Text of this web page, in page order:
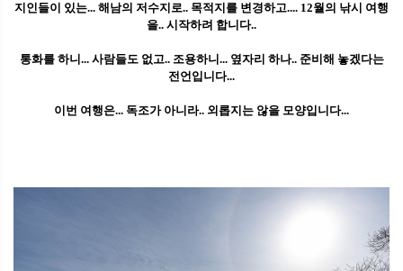
지인들이 있는... 해남의 저수지로.. 목적지를 변경하고.... 12월의 낚시 여행
을.. 시작하려 합니다..
통화를 하니... 사람들도 없고.. 조용하니... 옆자리 하나.. 준비해 놓겠다는
전언입니다...
이번 여행은... 독조가 아니라.. 외롭지는 않을 모양입니다...